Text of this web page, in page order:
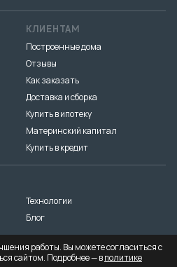
КЛИЕНТАМ
Построенные дома
Отзывы
Как заказать
Доставка и сборка
Купить в ипотеку
Материнский капитал
Купить в кредит
Технологии
Блог
работы. Вы можете согласиться с
сайтом. Подробнее — вполитике